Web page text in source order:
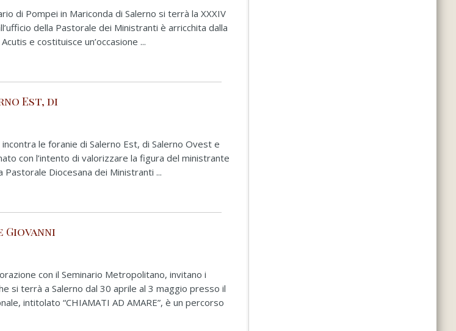
di Pompei in Mariconda di Salerno si terrà la XXXIV
della Pastorale dei Ministranti è arricchita dalla
e costituisce un’occasione ...
Est, di
le foranie di Salerno Est, di Salerno Ovest e
con l’intento di valorizzare la figura del ministrante
Pastorale Diocesana dei Ministranti ...
con il Seminario Metropolitano, invitano i
si terrà a Salerno dal 30 aprile al 3 maggio presso il
intitolato “CHIAMATI AD AMARE”, è un percorso